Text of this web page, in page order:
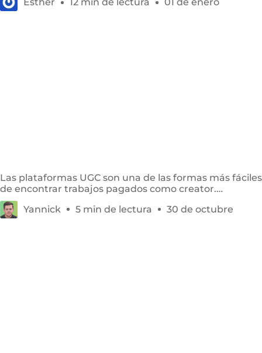
Las plataformas UGC son una de las formas más fáciles
de encontrar trabajos pagados como creator.
Compara las principales opciones.
Yannick
5 min de lectura 30 de octubre